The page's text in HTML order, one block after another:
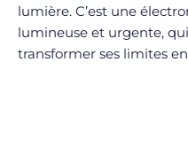
lumière. C’est une
lumineuse et urgente,
transformer ses limites